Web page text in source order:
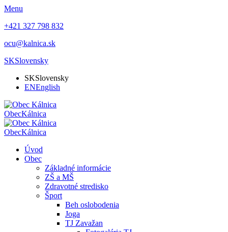
Menu
+421 327 798 832
ocu@kalnica.sk
SKSlovensky
SKSlovensky
ENEnglish
ObecKálnica
ObecKálnica
Úvod
Obec
Základné informácie
ZŠ a MŠ
Zdravotné stredisko
Šport
Beh oslobodenia
Joga
TJ Zavažan